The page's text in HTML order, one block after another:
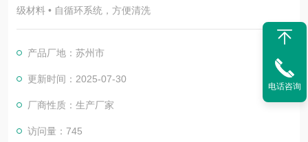
级材料 • 自循环系统，方便清洗
产品厂地：苏州市
更新时间：2025-07-30
厂商性质：生产厂家
访问量：745
电话咨询